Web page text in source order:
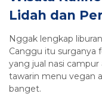
Lidah dan
Nggak lengkap
Canggu itu surganya
yang jual nasi
tawarin menu vegan
banget.